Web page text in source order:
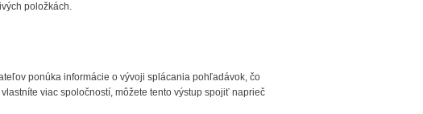
položkách.
ponúka informácie o vývoji splácania pohľadávok, čo
viac spoločností, môžete tento výstup spojiť naprieč